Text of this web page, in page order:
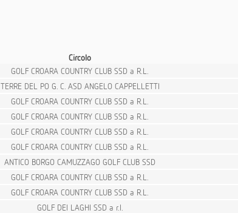
Circolo
GOLF CROARA COUNTRY CLUB SSD a R.L.
TERRE DEL PO G. C. ASD ANGELO CAPPELLETTI
GOLF CROARA COUNTRY CLUB SSD a R.L.
GOLF CROARA COUNTRY CLUB SSD a R.L.
GOLF CROARA COUNTRY CLUB SSD a R.L.
GOLF CROARA COUNTRY CLUB SSD a R.L.
ANTICO BORGO CAMUZZAGO GOLF CLUB SSD
GOLF CROARA COUNTRY CLUB SSD a R.L.
GOLF CROARA COUNTRY CLUB SSD a R.L.
GOLF DEI LAGHI SSD a r.l.